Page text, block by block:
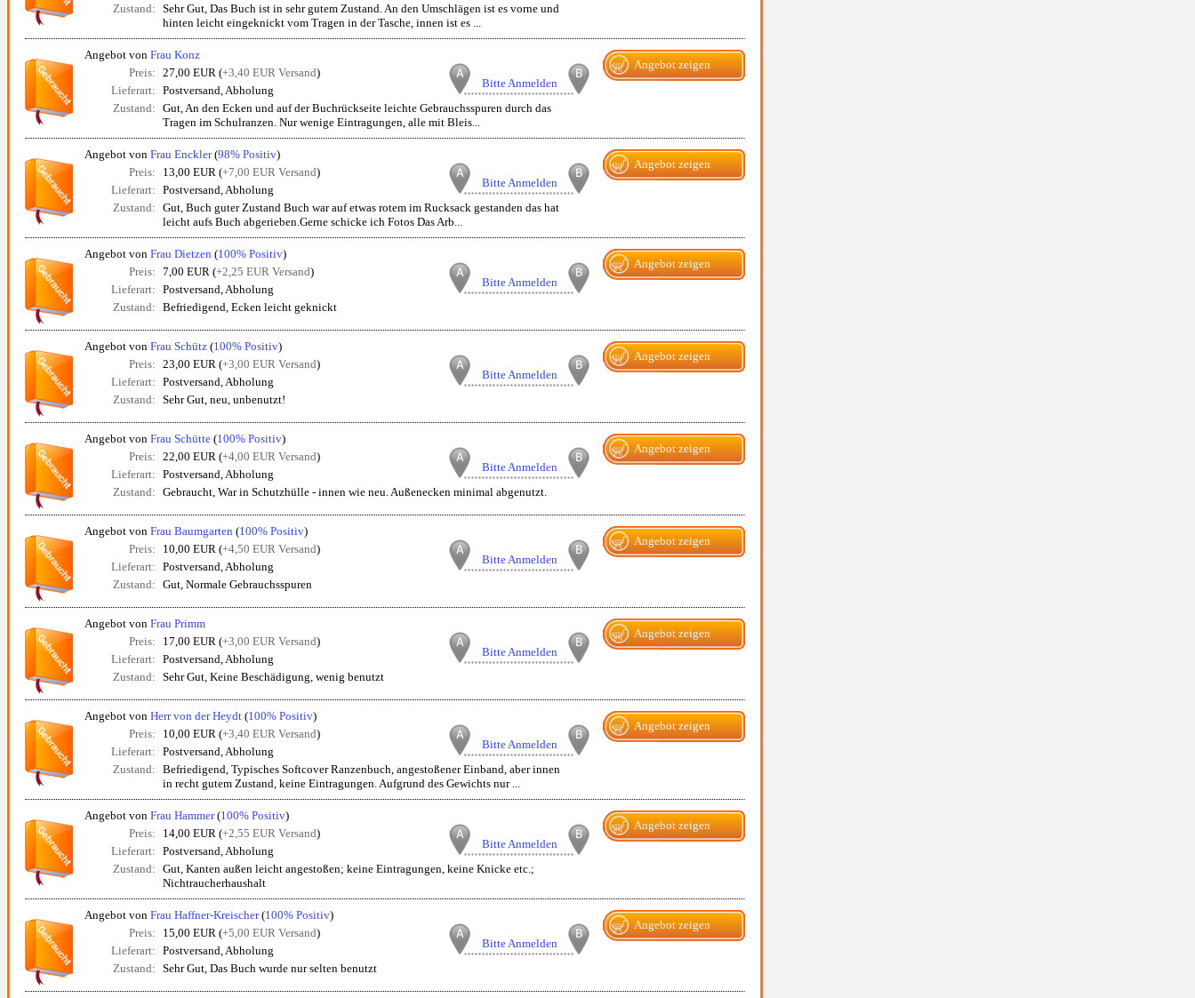
Zustand: Sehr Gut, Das Buch ist in sehr gutem Zustand. An den Umschlägen ist es vorne und
hinten leicht eingeknickt vom Tragen in der Tasche, innen ist es ...
Angebot von Frau Konz
Preis: 27,00 EUR (+3,40 EUR Versand)
Lieferart: Postversand, Abholung
Zustand: Gut, An den Ecken und auf der Buchrückseite leichte Gebrauchsspuren durch das
Tragen im Schulranzen. Nur wenige Eintragungen, alle mit Bleis...
Angebot zeigen
Bitte Anmelden
Angebot von Frau Enckler(98% Positiv)
Preis:
13,00 EUR (+7,00 EUR Versand)
Lieferart: Postversand, Abholung
Zustand: Gut, Buch guter Zustand Buch war auf etwas rotem im Rucksack gestanden das hat
leicht aufs Buch abgerieben.Gerne schicke ich Fotos Das Arb...
Angebot zeigen
Bitte Anmelden
Angebot von Frau Dietzen (100% Positiv)
Preis: 7,00 EUR (+2,25 EUR Versand)
Lieferart: Postversand, Abholung
Zustand: Befriedigend, Ecken leicht geknickt
Angebot zeigen
Bitte Anmelden
Angebot von Frau Schütz (100% Positiv)
Preis: 23,00 EUR (+3,00 EUR Versand)
Lieferart: Postversand, Abholung
Zustand: Sehr Gut, neu, unbenutzt!
Angebot zeigen
Bitte Anmelden
Angebot von Frau Schütte (100% Positiv)
Preis: 22,00 EUR (+4,00 EUR Versand)
Lieferart: Postversand, Abholung
Zustand: Gebraucht, War in Schutzhülle - innen wie neu. Außenecken minimal abgenutzt.
Angebot zeigen
Bitte Anmelden
Angebot von Frau Baumgarten (100% Positiv)
Preis:
10,00 EUR (+4,50 EUR Versand)
Lieferart: Postversand, Abholung
Zustand: Gut, Normale Gebrauchsspuren
Angebot zeigen
Bitte Anmelden
Angebot von Frau Primm
Preis:
17,00 EUR (+3,00 EUR Versand)
Lieferart: Postversand, Abholung
Zustand: Sehr Gut, Keine Beschädigung, wenig benutzt
Angebot zeigen
Bitte Anmelden
Angebot von Herr von der Heydt (100% Positiv)
Preis:
10,00 EUR (+3,40 EUR Versand)
Lieferart: Postversand, Abholung
Zustand: Befriedigend, Typisches Softcover Ranzenbuch, angestoßener Einband, aber innen
in recht gutem Zustand, keine Eintragungen. Aufgrund des Gewichts nur ...
Angebot zeigen
Bitte Anmelden
Angebot von Frau Hammer(100% Positiv)
Preis:
14,00 EUR (+2,55 EUR Versand)
Lieferart: Postversand, Abholung
Zustand: Gut, Kanten außen leicht angestoßen; keine Eintragungen, keine Knicke etc.;
Nichtraucherhaushalt
Angebot zeigen
Bitte Anmelden
Angebot von Frau Haffner-Kreischer(100% Positiv)
Preis:
15,00 EUR (+5,00 EUR Versand)
Lieferart: Postversand, Abholung
Zustand: Sehr Gut, Das Buch wurde nur selten benutzt
Angebot zeigen
Bitte Anmelden